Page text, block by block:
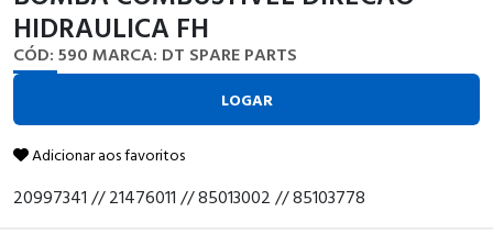
HIDRAULICA FH
CÓD: 590 MARCA: DT SPARE PARTS
LOGAR
Adicionar aos favoritos
20997341 // 21476011 // 85013002 // 85103778